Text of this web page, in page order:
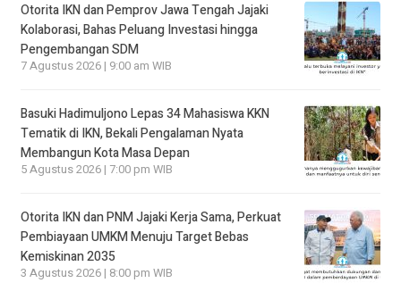
Otorita IKN dan Pemprov Jawa Tengah Jajaki
Kolaborasi, Bahas Peluang Investasi hingga
Pengembangan SDM
7 Agustus 2026 | 9:00 am WIB
Basuki Hadimuljono Lepas 34 Mahasiswa KKN
Tematik di IKN, Bekali Pengalaman Nyata
Membangun Kota Masa Depan
5 Agustus 2026 | 7:00 pm WIB
Otorita IKN dan PNM Jajaki Kerja Sama, Perkuat
Pembiayaan UMKM Menuju Target Bebas
Kemiskinan 2035
3 Agustus 2026 | 8:00 pm WIB